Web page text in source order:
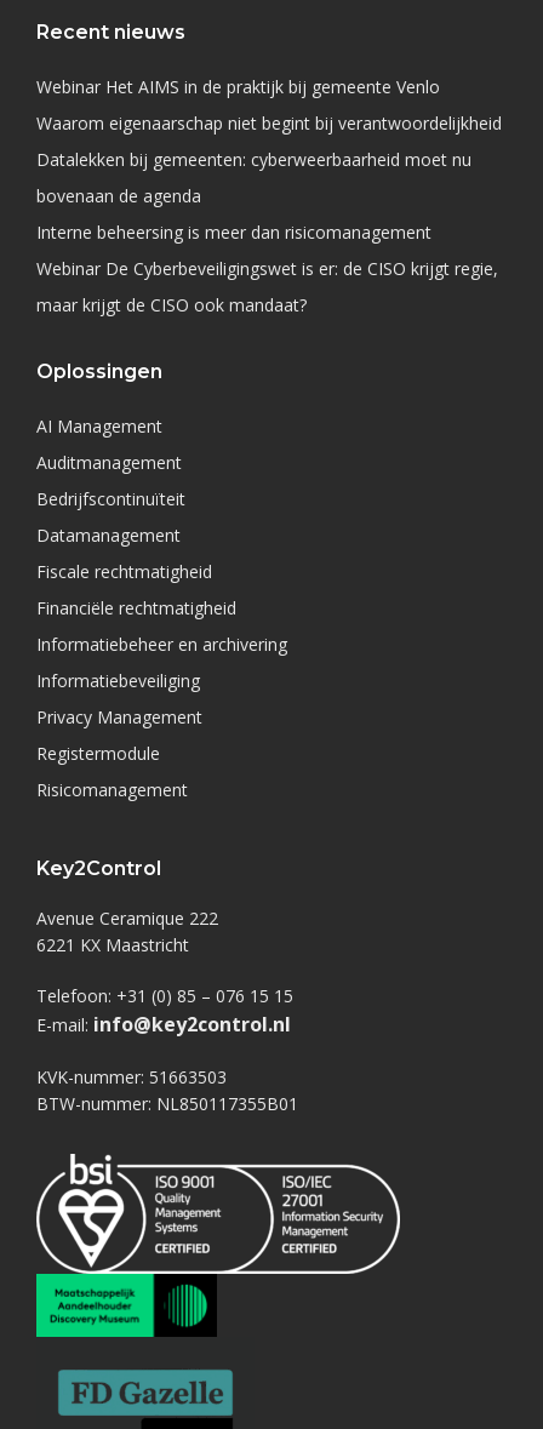
Recent nieuws
Webinar Het AIMS in de praktijk bij gemeente Venlo
Waarom eigenaarschap niet begint bij verantwoordelijkheid
Datalekken bij gemeenten: cyberweerbaarheid moet nu
bovenaan de agenda
Interne beheersing is meer dan risicomanagement
Webinar De Cyberbeveiligingswet is er: de CISO krijgt regie,
maar krijgt de CISO ook mandaat?
Oplossingen
AI Management
Auditmanagement
Bedrijfscontinuïteit
Datamanagement
Fiscale rechtmatigheid
Financiële rechtmatigheid
Informatiebeheer en archivering
Informatiebeveiliging
Privacy Management
Registermodule
Risicomanagement
Key2Control
Avenue Ceramique 222
6221 KX Maastricht
Telefoon: +31 (0) 85 – 076 15 15
E-mail: info@key2control.nl
KVK-nummer: 51663503
BTW-nummer: NL850117355B01